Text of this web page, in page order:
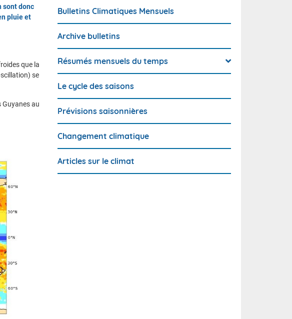
sont donc
pluie et
que la
se
Guyanes au
Bulletins Climatiques Mensuels
Archive bulletins
Résumés mensuels du temps
Le cycle des saisons
Prévisions saisonnières
Changement climatique
Articles sur le climat